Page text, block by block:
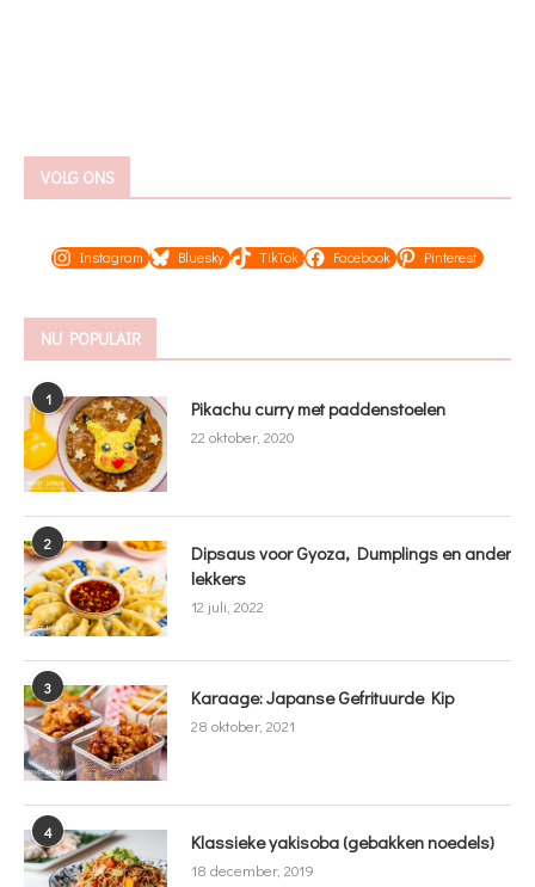
VOLG ONS
Instagram Bluesky TikTok Facebook Pinterest
NU POPULAIR
1 Pikachu curry met paddenstoelen
22 oktober, 2020
2
Dipsaus voor Gyoza, Dumplings en ander
lekkers
12 juli, 2022
3 Karaage: Japanse Gefrituurde Kip
28 oktober, 2021
4 Klassieke yakisoba (gebakken noedels)
18 december, 2019